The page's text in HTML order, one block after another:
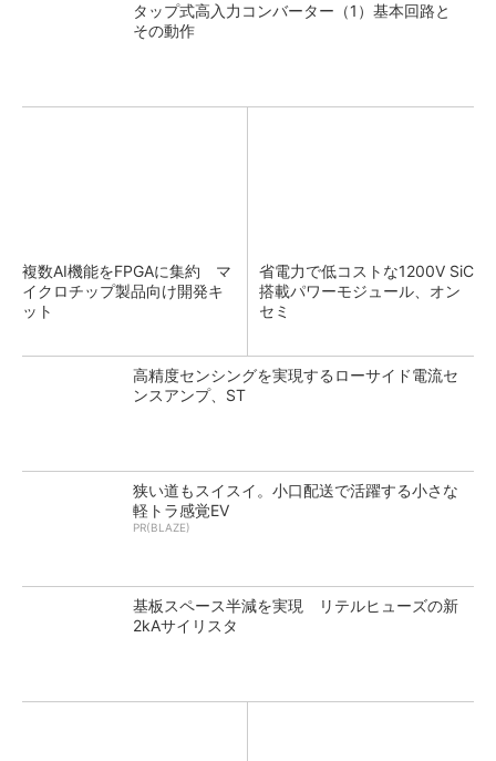
タップ式高入力コンバーター（1）基本回路と
その動作
複数AI機能をFPGAに集約 マ
イクロチップ製品向け開発キ
ット
省電力で低コストな1200V SiC
搭載パワーモジュール、オン
セミ
高精度センシングを実現するローサイド電流セ
ンスアンプ、ST
狭い道もスイスイ。小口配送で活躍する小さな
軽トラ感覚EV
PR(BLAZE)
基板スペース半減を実現 リテルヒューズの新
2kAサイリスタ